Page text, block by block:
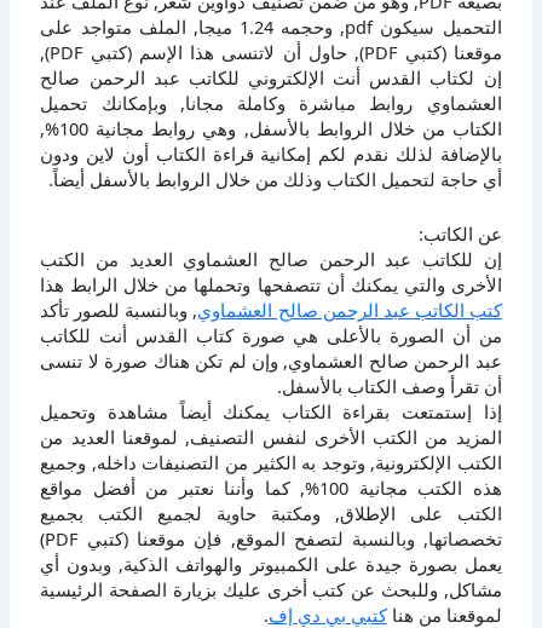
التحميل سيكون pdf, وحجمه 1.24 ميجا, الملف متواجد على
موقعنا (كتبي PDF), حاول أن لاتنسى هذا الإسم (كتبي PDF),
إن لكتاب القدس أنت الإلكتروني للكاتب عبد الرحمن صالح
العشماوي روابط مباشرة وكاملة مجانا, وبإمكانك تحميل
الكتاب من خلال الروابط بالأسفل, وهي روابط مجانية 100%,
بالإضافة لذلك نقدم لكم إمكانية قراءة الكتاب أون لاين ودون
أي حاجة لتحميل الكتاب وذلك من خلال الروابط بالأسفل أيضاً.
عن الكاتب:
إن للكاتب عبد الرحمن صالح العشماوي العديد من الكتب
الأخرى والتي يمكنك أن تتصفحها وتحملها من خلال الرابط هذا
كتب الكاتب عبد الرحمن صالح العشماوي, وبالنسبة للصور تأكد
من أن الصورة بالأعلى هي صورة كتاب القدس أنت للكاتب
عبد الرحمن صالح العشماوي, وإن لم تكن هناك صورة لا تنسى
أن تقرأ وصف الكتاب بالأسفل.
إذا إستمتعت بقراءة الكتاب يمكنك أيضاً مشاهدة وتحميل
المزيد من الكتب الأخرى لنفس التصنيف, لموقعنا العديد من
الكتب الإلكترونية, وتوجد به الكثير من التصنيفات داخله, وجميع
هذه الكتب مجانية 100%, كما وأننا نعتبر من أفضل مواقع
الكتب على الإطلاق, ومكتبة حاوية لجميع الكتب بجميع
تخصصاتها, وبالنسبة لتصفح الموقع, فإن موقعنا (كتبي PDF)
يعمل بصورة جيدة على الكمبيوتر والهواتف الذكية, وبدون أي
مشاكل, وللبحث عن كتب أخرى عليك بزيارة الصفحة الرئيسية
لموقعنا من هناكتبي بي دي إف.